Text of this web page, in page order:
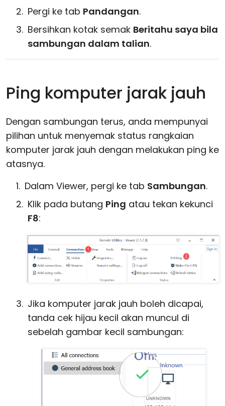
Pergi ke tab Pandangan.
Bersihkan kotak semak Beritahu saya bila
sambungan dalam talian.
Ping komputer jarak jauh
Dengan sambungan terus, anda mempunyai
pilihan untuk menyemak status rangkaian
komputer jarak jauh dengan melakukan ping ke
atasnya.
Dalam Viewer, pergi ke tab Sambungan.
Klik pada butang Ping atau tekan kekunci
F8:
Jika komputer jarak jauh boleh dicapai,
tanda cek hijau kecil akan muncul di
sebelah gambar kecil sambungan: